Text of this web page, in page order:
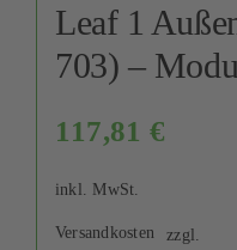
Leaf 1
703) –
117,81 €
inkl. MwSt.
zzgl.
Versandkosten